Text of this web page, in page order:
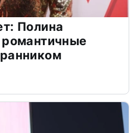
Полина
романтичные